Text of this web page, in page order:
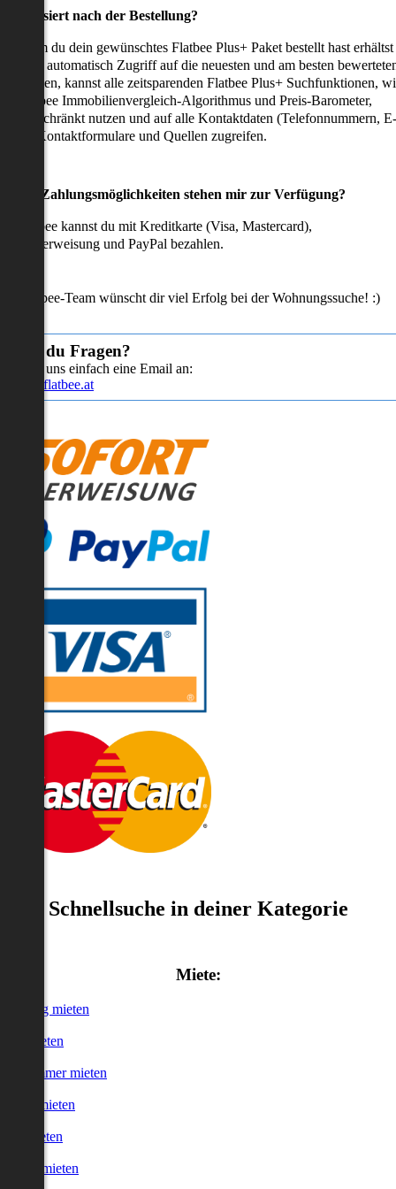
passiert nach der Bestellung?
du dein gewünschtes Flatbee Plus+ Paket bestellt hast erhältst
sofort automatisch Zugriff auf die neuesten und am besten
kannst alle zeitsparenden Flatbee Plus+ Suchfunktionen,
Flatbee Immobilienvergleich-Algorithmus und Preis-Barometer,
nutzen und auf alle Kontaktdaten (Telefonnummern, E-
Kontaktformulare und Quellen zugreifen.
Zahlungsmöglichkeiten stehen mir zur Verfügung?
Flatbee kannst du mit Kreditkarte (Visa, Mastercard),
und PayPal bezahlen.
Flatbee-Team wünscht dir viel Erfolg bei der Wohnungssuche! :)
Hast du Fragen?
Sende uns einfach eine Email an:
info@flatbee.at
Schnellsuche in deiner Kategorie
Miete:
mieten
mieten
Zimmer mieten
mieten
mieten